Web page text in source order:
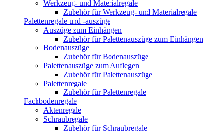
Werkzeug- und Materialregale
Zubehör für Werkzeug- und Materialregale
Palettenregale und -auszüge
Auszüge zum Einhängen
Zubehör für Palettenauszüge zum Einhängen
Bodenauszüge
Zubehör für Bodenauszüge
Palettenauszüge zum Auflegen
Zubehör für Palettenauszüge
Palettenregale
Zubehör für Palettenregale
Fachbodenregale
Aktenregale
Schraubregale
Zubehör für Schraubregale